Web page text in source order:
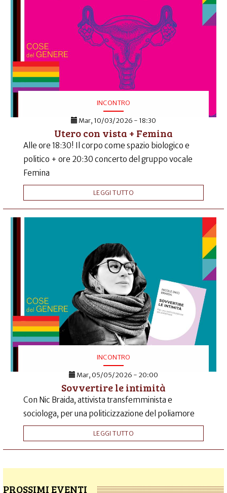
INCONTRO
Mar, 10/03/2026 - 18:30
Utero con vista + Femina
Alle ore 18:30! Il corpo come spazio biologico e
politico + ore 20:30 concerto del gruppo vocale
Femina
LEGGI TUTTO
INCONTRO
Mar, 05/05/2026 - 20:00
Sovvertire le intimità
Con Nic Braida, attivista transfemminista e
sociologa, per una politicizzazione del poliamore
LEGGI TUTTO
PROSSIMI EVENTI